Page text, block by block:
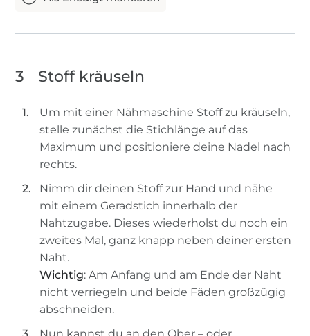
3 Stoff kräuseln
Um mit einer Nähmaschine Stoff zu kräuseln,
stelle zunächst die Stichlänge auf das
Maximum und positioniere deine Nadel nach
rechts.
Nimm dir deinen Stoff zur Hand und nähe
mit einem Geradstich innerhalb der
Nahtzugabe. Dieses wiederholst du noch ein
zweites Mal, ganz knapp neben deiner ersten
Naht.
Wichtig: Am Anfang und am Ende der Naht
nicht verriegeln und beide Fäden großzügig
abschneiden.